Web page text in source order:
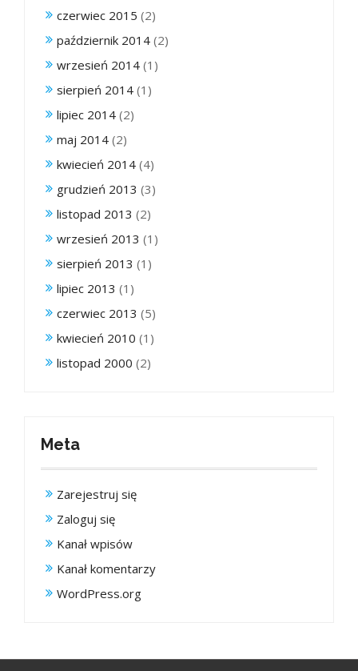
czerwiec 2015 (2)
październik 2014 (2)
wrzesień 2014 (1)
sierpień 2014 (1)
lipiec 2014 (2)
maj 2014 (2)
kwiecień 2014 (4)
grudzień 2013 (3)
listopad 2013 (2)
wrzesień 2013 (1)
sierpień 2013 (1)
lipiec 2013 (1)
czerwiec 2013 (5)
kwiecień 2010 (1)
listopad 2000 (2)
Meta
Zarejestruj się
Zaloguj się
Kanał wpisów
Kanał komentarzy
WordPress.org